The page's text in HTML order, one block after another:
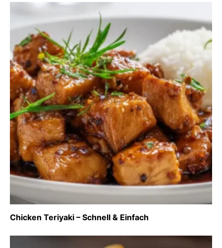
Chicken Teriyaki – Schnell & Einfach